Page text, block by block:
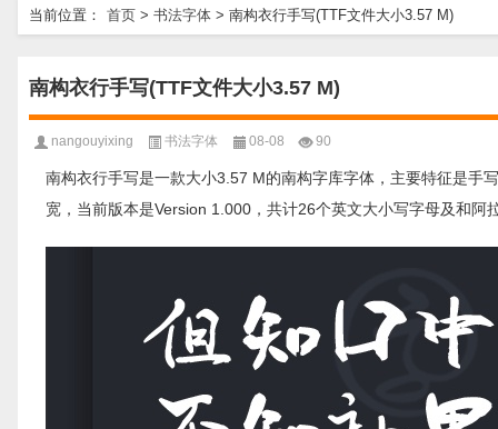
当前位置： 首页 > 书法字体 > 南构衣行手写(TTF文件大小3.57 M)
南构衣行手写(TTF文件大小3.57 M)
nangouyixing 书法字体 08-08 90
南构衣行手写是一款大小3.57 M的南构字库字体，主要特征是手
宽，当前版本是Version 1.000，共计26个英文大小写字母及和阿